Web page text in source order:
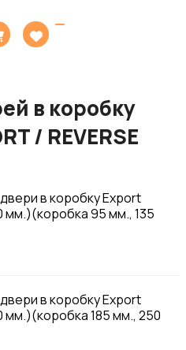
в коробку
/ REVERSE
в коробку Export
мм.)(коробка 95 мм., 135
в коробку Export
мм.)(коробка 185 мм., 250